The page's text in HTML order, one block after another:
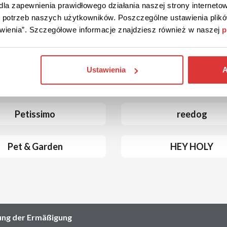
zapewnienia prawidłowego działania naszej strony
potrzeb naszych użytkowników. Poszczególne ustawienia
Szczegółowe informacje znajdziesz również w naszej
Ustawienia
Petissimo reedog
Pet & Garden HEY HOLY
der Ermäßigung